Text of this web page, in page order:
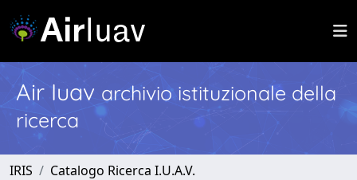
Air Iuav archivio istituzionale della
ricerca
IRIS
Catalogo Ricerca I.U.A.V.